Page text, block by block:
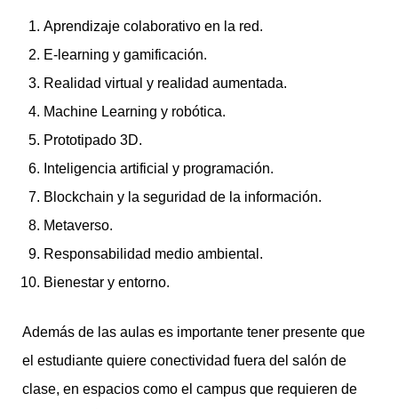
Aprendizaje colaborativo en la red.
E-learning y gamificación.
Realidad virtual y realidad aumentada.
Machine Learning y robótica.
Prototipado 3D.
Inteligencia artificial y programación.
Blockchain y la seguridad de la información.
Metaverso.
Responsabilidad medio ambiental.
Bienestar y entorno.
Además de las aulas es importante tener presente que
el estudiante quiere conectividad fuera del salón de
clase, en espacios como el campus que requieren de